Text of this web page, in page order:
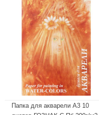
Папка для акварели А3 10